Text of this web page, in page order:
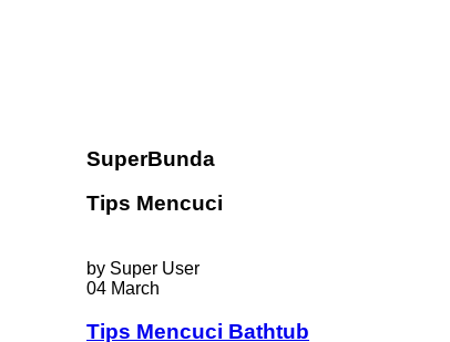
SuperBunda
Tips Mencuci
by Super User
04 March
Tips Mencuci Bathtub